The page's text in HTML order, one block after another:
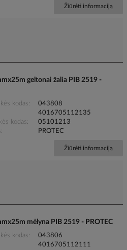
Žiūrėti informaciją
geltonai žalia PIB 2519 -
kodas
043808
4016705112135
kodas
05101213
PROTEC
Žiūrėti informaciją
mėlyna PIB 2519 - PROTEC
kodas
043806
4016705112111